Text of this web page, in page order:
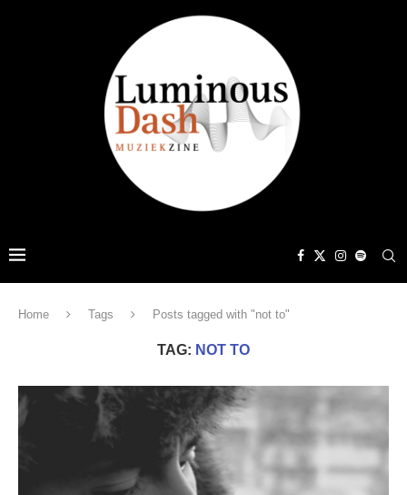
Home Tags Posts tagged with "not to"
TAG: NOT TO